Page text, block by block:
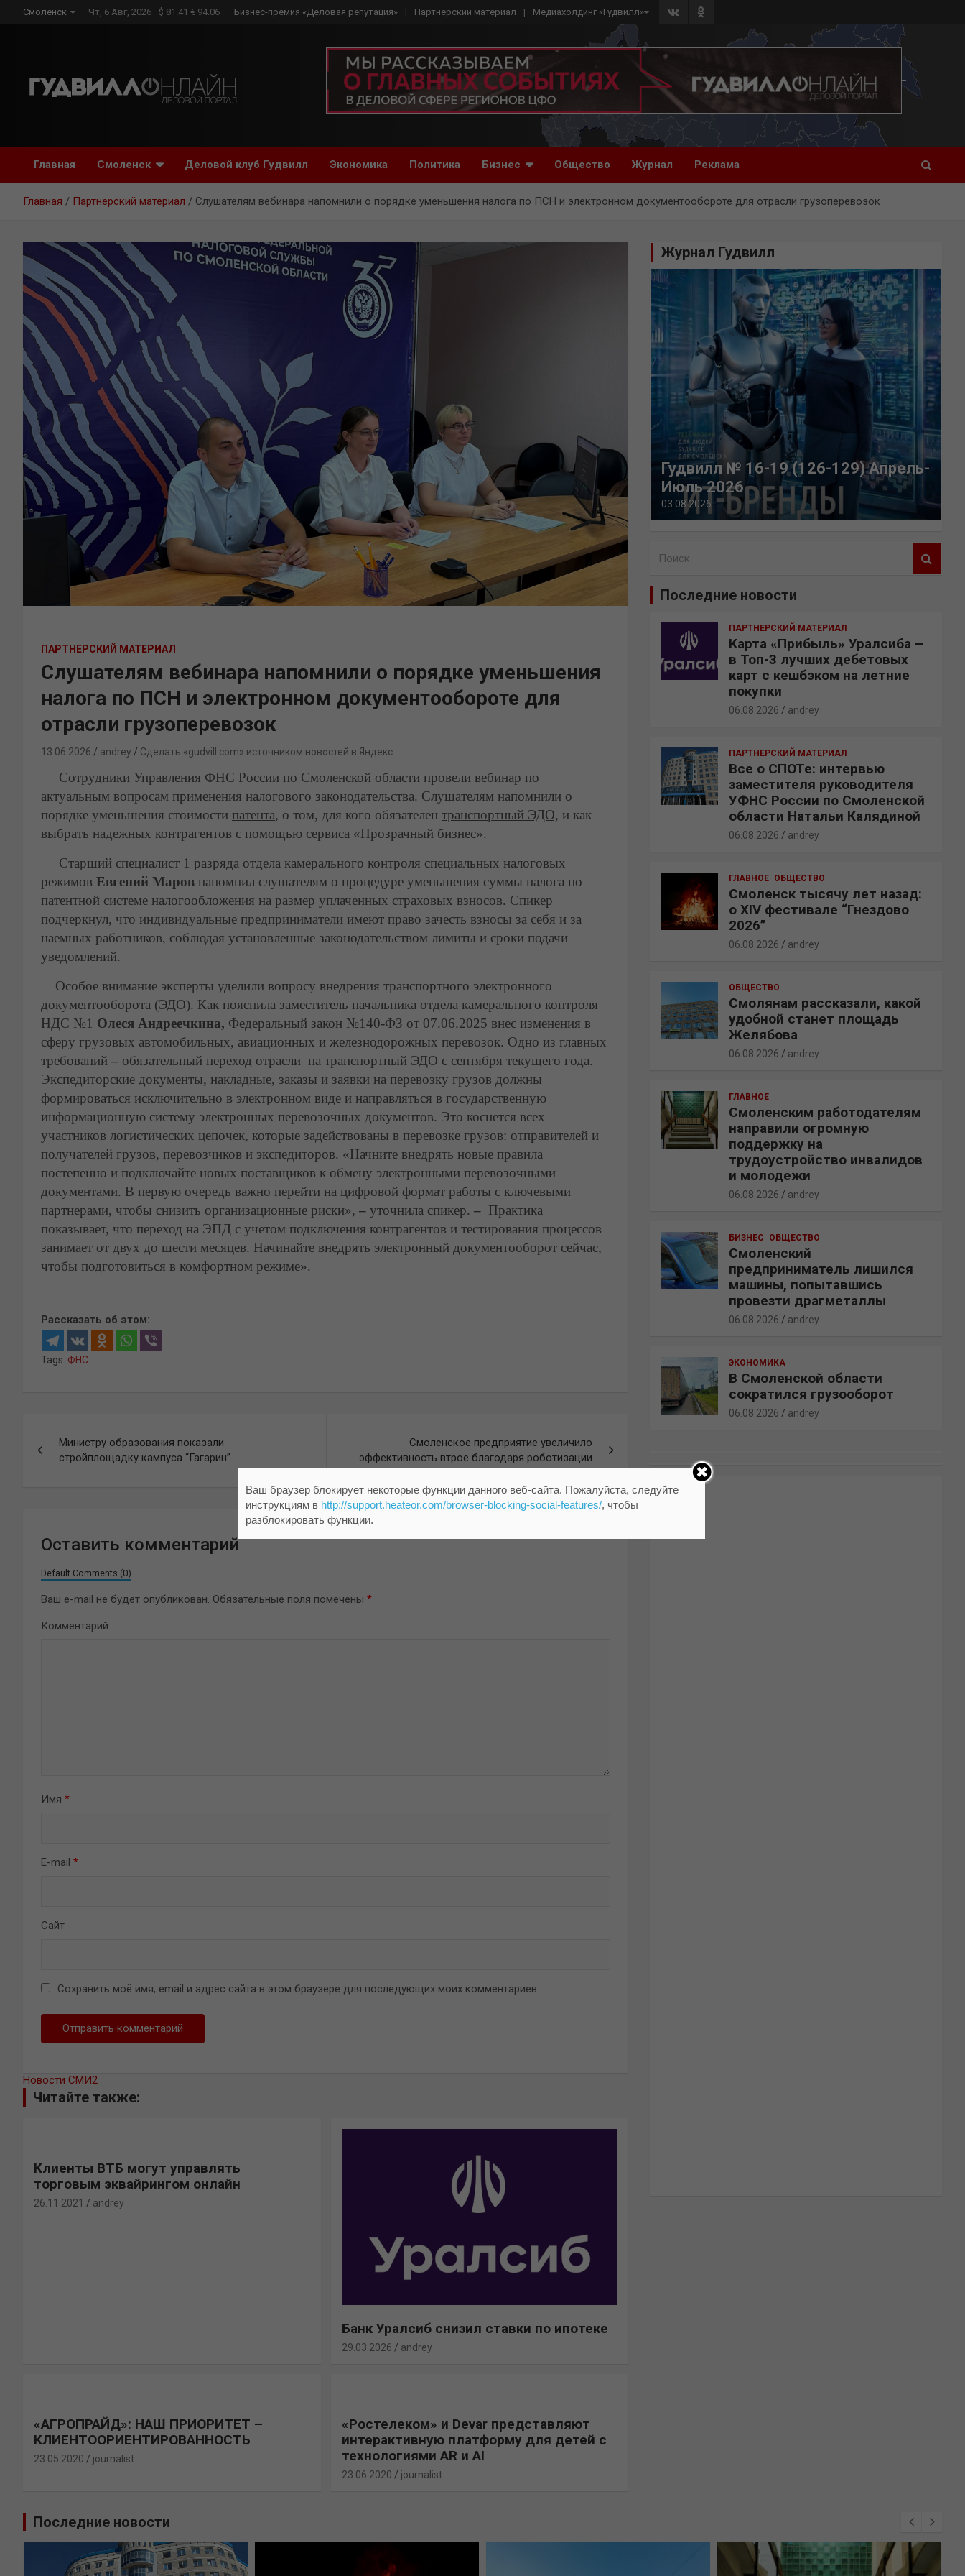
Смоленск Чт, 6 Авг, 2026 $ 81.41 € 94.06 Бизнес-премия «Деловая репутация» Партнерский материал Медиахолдинг «Гудвилл»
Главная Смоленск Деловой клуб Гудвилл Экономика Политика Бизнес Общество Журнал Реклама
Главная Партнерский материал Слушателям вебинара напомнили о порядке уменьшения налога по ПСН и электронном документообороте для отрасли грузоперевозок
ПАРТНЕРСКИЙ МАТЕРИАЛ
Слушателям вебинара напомнили о порядке уменьшения
налога по ПСН и электронном документообороте для
отрасли грузоперевозок
13.06.2026 andrey Сделать «gudvill.com» источником новостей в Яндекс
Сотрудники Управления ФНС России по Смоленской области провели вебинар по
актуальным вопросам применения налогового законодательства. Слушателям напомнили о
порядке уменьшения стоимости патента, о том, для кого обязателен транспортный ЭДО, и как
выбрать надежных контрагентов с помощью сервиса «Прозрачный бизнес».
Старший специалист 1 разряда отдела камерального контроля специальных налоговых
режимов Евгений Маров напомнил слушателям о процедуре уменьшения суммы налога по
патентной системе налогообложения на размер уплаченных страховых взносов. Спикер
подчеркнул, что индивидуальные предприниматели имеют право зачесть взносы за себя и за
наемных работников, соблюдая установленные законодательством лимиты и сроки подачи
уведомлений.
Особое внимание эксперты уделили вопросу внедрения транспортного электронного
документооборота (ЭДО). Как пояснила заместитель начальника отдела камерального контроля
НДС №1 Олеся Андреечкина, Федеральный закон №140-ФЗ от 07.06.2025 внес изменения в
сферу грузовых автомобильных, авиационных и железнодорожных перевозок. Одно из главных
требований – обязательный переход отрасли на транспортный ЭДО с сентября текущего года.
Экспедиторские документы, накладные, заказы и заявки на перевозку грузов должны
формироваться исключительно в электронном виде и направляться в государственную
информационную систему электронных перевозочных документов. Это коснется всех
участников логистических цепочек, которые задействованы в перевозке грузов: отправителей и
получателей грузов, перевозчиков и экспедиторов. «Начните внедрять новые правила
постепенно и подключайте новых поставщиков к обмену электронными перевозочными
документами. В первую очередь важно перейти на цифровой формат работы с ключевыми
партнерами, чтобы снизить организационные риски», – уточнила спикер. – Практика
показывает, что переход на ЭПД с учетом подключения контрагентов и тестирования процессов
занимает от двух до шести месяцев. Начинайте внедрять электронный документооборот сейчас,
чтобы подготовиться в комфортном режиме».
Рассказать об этом:
Tags: ФНС
по
Министру образования показали
стройплощадку кампуса “Гагарин”
Смоленское предприятие увеличило
эффективность втрое благодаря роботизации
Оставить комментарий
Default Comments (0)
Ваш e-mail не будет опубликован. Обязательные поля помечены *
Комментарий
Имя *
E-mail *
Сайт
Сохранить моё имя, email и адрес сайта в этом браузере для последующих моих комментариев.
Новости СМИ2
Читайте также:
Клиенты ВТБ могут управлять
торговым эквайрингом онлайн
26.11.2021 andrey
Банк Уралсиб снизил ставки по ипотеке
29.03.2026 andrey
«АГРОПРАЙД»: НАШ ПРИОРИТЕТ –
КЛИЕНТООРИЕНТИРОВАННОСТЬ
23.05.2020 journalist
«Ростелеком» и Devar представляют
интерактивную платформу для детей с
технологиями AR и AI
23.06.2020 journalist
Журнал Гудвилл
Гудвилл № 16-19 (126-129) Апрель-
Июль 2026
03.08.2026
Последние новости
ПАРТНЕРСКИЙ МАТЕРИАЛ
Карта «Прибыль» Уралсиба –
в Топ-3 лучших дебетовых
карт с кешбэком на летние
покупки
06.08.2026 andrey
ПАРТНЕРСКИЙ МАТЕРИАЛ
Все о СПОТе: интервью
заместителя руководителя
УФНС России по Смоленской
области Натальи Калядиной
06.08.2026 andrey
ГЛАВНОЕ ОБЩЕСТВО
Смоленск тысячу лет назад:
о XIV фестивале “Гнездово
2026”
06.08.2026 andrey
ОБЩЕСТВО
Смолянам рассказали, какой
удобной станет площадь
Желябова
06.08.2026 andrey
ГЛАВНОЕ
Смоленским работодателям
направили огромную
поддержку на
трудоустройство инвалидов
и молодежи
06.08.2026 andrey
БИЗНЕС ОБЩЕСТВО
Смоленский
предприниматель лишился
машины, попытавшись
провезти драгметаллы
06.08.2026 andrey
ЭКОНОМИКА
В Смоленской области
сократился грузооборот
06.08.2026 andrey
Последние новости
Ваш браузер блокирует некоторые функции данного веб-сайта. Пожалуйста, следуйте
инструкциям в http://support.heateor.com/browser-blocking-social-features/, чтобы
разблокировать функции.